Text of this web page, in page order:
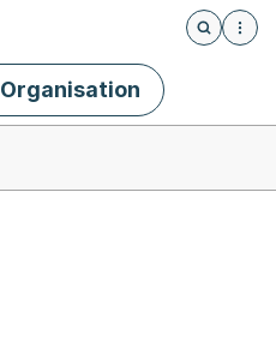
Öffnet
Organisation